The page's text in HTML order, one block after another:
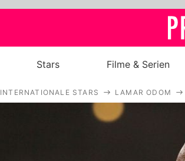
Stars Filme & Serien
INTERNATIONALE STARS LAMAR ODOM